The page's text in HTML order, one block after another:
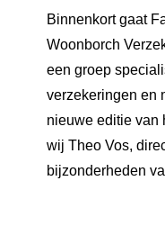
Binnenkort gaat
Woonborch
een groep
verzekeringen en
nieuwe editie van
wij Theo Vos,
bijzonderheden